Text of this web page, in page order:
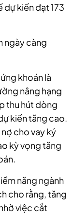
dự kiến đạt 173
ngày càng
khoán là
nâng hạng
thu hút dòng
kiến tăng cao.
cho vay ký
kỳ vọng tăng
năng ngành
cho rằng, tăng
việc cắt